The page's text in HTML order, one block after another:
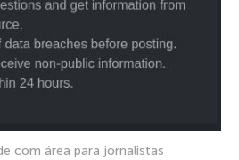
com área para jornalistas